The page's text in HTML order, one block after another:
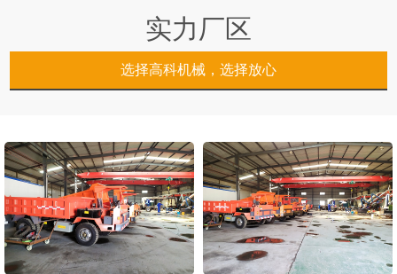
实力厂区
选择高科机械，选择放心